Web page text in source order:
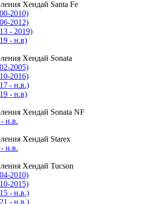
Хендай Santa Fe
2010)
2012)
- 2019)
- н.в)
Хендай Sonata
2005)
2016)
- н.в.)
- н.в)
Хендай Sonata NF
н.в.
Хендай Starex
н.в.
Хендай Tucson
2010)
2015)
- н.в.)
- н.в.)